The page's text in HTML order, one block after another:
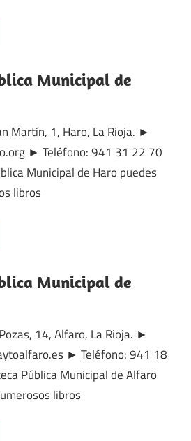
Municipal de
Martín, 1, Haro, La Rioja. ►
► Teléfono: 941 31 22 70
Municipal de Haro puedes
libros
Municipal de
14, Alfaro, La Rioja. ►
► Teléfono: 941 18
Pública Municipal de Alfaro
libros